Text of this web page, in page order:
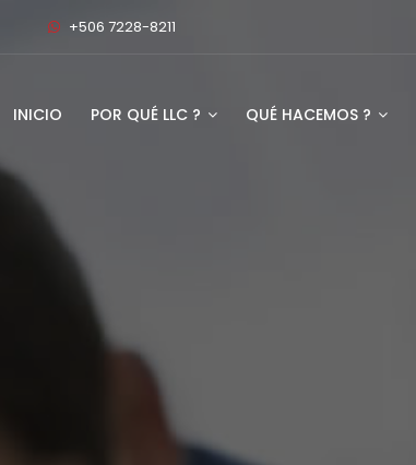
+506 7228-8211
INICIO POR QUÉ LLC ? QUÉ HACEMOS ?